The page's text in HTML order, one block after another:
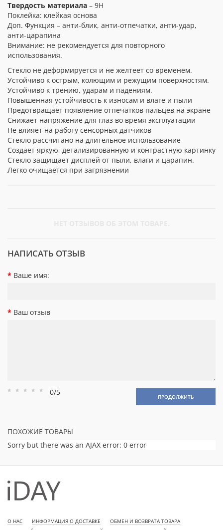
Твердость материала – 9H
Поклейка: клейкая основа
Доп. Функция – анти-блик, анти-отпечатки, анти-удар,
анти-царапина
Внимание: не рекомендуется для повторного
использования.
Стекло не деформируется и не желтеет со временем.
Устойчиво к острым, колющим и режущим поверхностям.
Устойчиво к трению, ударам и падениям.
Повышенная устойчивость к износам и влаге и пыли
Предотвращает появление отпечатков пальцев на экране
Снижает напряжение для глаз во время эксплуатации
Не влияет на работу сенсорных датчиков
Стекло рассчитано на длительное использование
Создает яркую, детализированную и контрастную картинку
Стекло защищает дисплей от пыли, влаги и царапин.
Легко очищается при загрязнении
НАПИСАТЬ ОТЗЫВ
Ваше имя:
Ваш отзыв
Рейтинг
Рейтинг
Рейтинг
Рейтинг
Рейтинг
0/5 ПРОДОЛЖИТЬ
ПОХОЖИЕ ТОВАРЫ
Sorry but there was an AJAX error: 0 error
О НАС ИНФОРМАЦИЯ О ДОСТАВКЕ
ОБМЕН И ВОЗВРАТА ТОВАРА